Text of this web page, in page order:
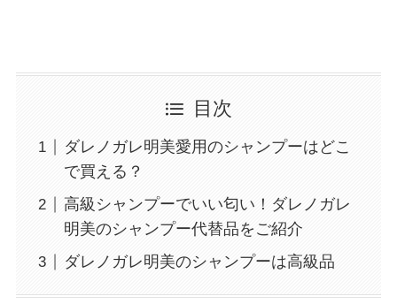
目次
ダレノガレ明美愛用のシャンプーはどこ
で買える？
高級シャンプーでいい匂い！ダレノガレ
明美のシャンプー代替品をご紹介
ダレノガレ明美のシャンプーは高級品